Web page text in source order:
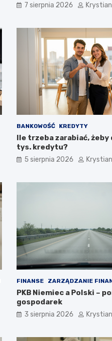
7 sierpnia 2026
BANKOWOŚĆ KREDYTY
Ile trzeba zarabiać, żeby
tys. kredytu?
5 sierpnia 2026
FINANSE ZARZĄDZANIE
PKB Niemiec a Polski –
gospodarek
3 sierpnia 2026